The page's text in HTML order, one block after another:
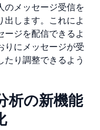
のメッセージ受信を
出します。これによ
ージを配信できるよ
りにメッセージが受
たり調整できるよう
析の新機能